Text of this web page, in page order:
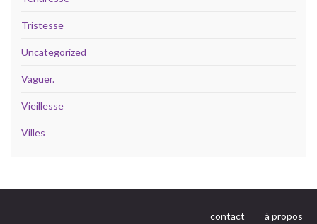
Tristesse
Uncategorized
Vaguer.
Vieillesse
Villes
contact à propos